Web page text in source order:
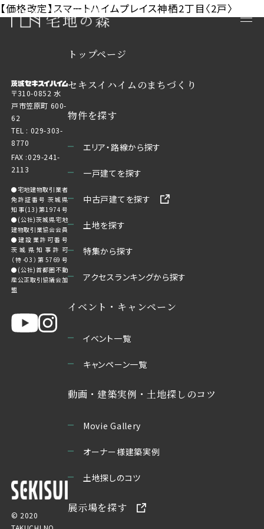
【価格改定】スマートハイムプレイス神栖2丁目〈2戸〉
〒310-0852 水
戸市笠原町 600-
62
TEL : 029-303-
8770
FAX :029-241-
2113
●宅地建物取引業者
免許証番号 茨城県
知事(13)第1974号
●(公社)茨城県宅地
建物取引業協会会員
●建設業許可番号
茨城県知事許可
（特-03）第5769号
●(公社)首都圏不動
産公正取引協議会加
盟
© 2020
トップページ
セキスイハイムのまちづくり
物件を探す
エリア・路線から探す
一戸建てを探す
中古戸建てを探す
土地を探す
特集から探す
アクセスランキングから探す
イベント・キャンペーン
イベント一覧
キャンペーン一覧
動画・建築実例・土地探しのコツ
Movie Gallery
オーナー様建築実例
土地探しのコツ
展示場を探す